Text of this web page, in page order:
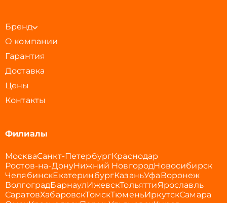
Бренд
О компании
Гарантия
Доставка
Цены
Контакты
Филиалы
МоскваСанкт-ПетербургКраснодар
Ростов-на-ДонуНижний НовгородНовосибирск
ЧелябинскЕкатеринбургКазаньУфаВоронеж
ВолгоградБарнаулИжевскТольяттиЯрославль
СаратовХабаровскТомскТюменьИркутскСамара